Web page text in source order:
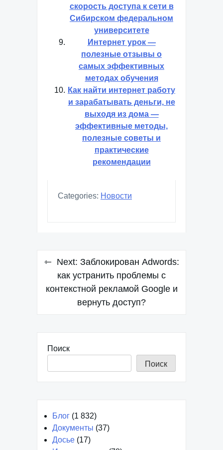
скорость доступа к сети в
Сибирском федеральном
университете
Интернет урок —
полезные отзывы о
самых эффективных
методах обучения
Как найти интернет работу
и зарабатывать деньги, не
выходя из дома —
эффективные методы,
полезные советы и
практические
рекомендации
Categories: Новости
Навигация
записям
Next: Заблокирован Adwords:
как устранить проблемы с
контекстной рекламой Google и
вернуть доступ?
Поиск
Поиск
Блог (1 832)
Документы (37)
Досье (17)